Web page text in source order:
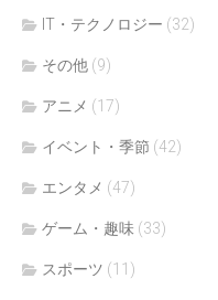
IT・テクノロジー (32)
その他 (9)
アニメ (17)
イベント・季節 (42)
エンタメ (47)
ゲーム・趣味 (33)
スポーツ (11)